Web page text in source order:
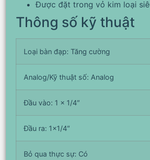
Được đặt trong vỏ kim loại
Thông số kỹ thuật
Loại bàn đạp: Tăng cường
Analog/Kỹ thuật số: Analog
Đầu vào: 1 x 1/4″
Đầu ra: 1×1/4″
Bỏ qua thực sự: Có